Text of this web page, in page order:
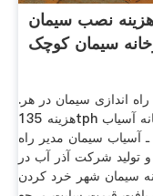
هزینه نصب سیمان
سیمان کوچک
راه اندازی سیمان در هر.
هزینه 135tph کارخانه آسیاب
آسیاب سیمان مدیر راه
و تولید شرکت آذر آب در
سیمان شهر خرد کردن